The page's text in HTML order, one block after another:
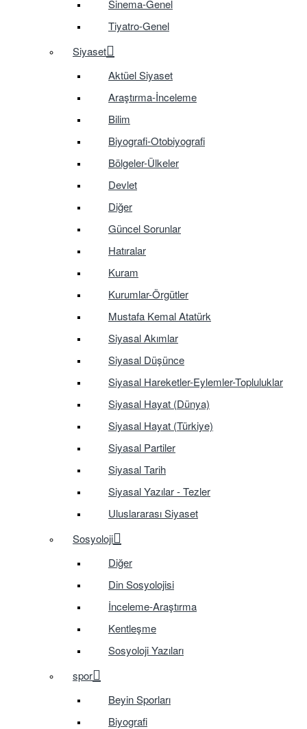
Sinema-Genel
Tiyatro-Genel
Siyaset
Aktüel Siyaset
Araştırma-İnceleme
Bilim
Biyografi-Otobiyografi
Bölgeler-Ülkeler
Devlet
Diğer
Güncel Sorunlar
Hatıralar
Kuram
Kurumlar-Örgütler
Mustafa Kemal Atatürk
Siyasal Akımlar
Siyasal Düşünce
Siyasal Hareketler-Eylemler-Topluluklar
Siyasal Hayat (Dünya)
Siyasal Hayat (Türkiye)
Siyasal Partiler
Siyasal Tarih
Siyasal Yazılar - Tezler
Uluslararası Siyaset
Sosyoloji
Diğer
Din Sosyolojisi
İnceleme-Araştırma
Kentleşme
Sosyoloji Yazıları
spor
Beyin Sporları
Biyografi